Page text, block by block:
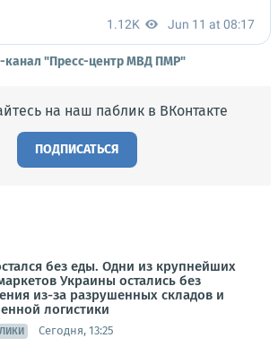
канал "Пресс-центр МВД ПМР"
на наш паблик в ВКонтакте
ПОДПИСАТЬСЯ
без еды. Одни из крупнейших
Украины остались без
из-за разрушенных складов и
логистики
Сегодня, 13:25